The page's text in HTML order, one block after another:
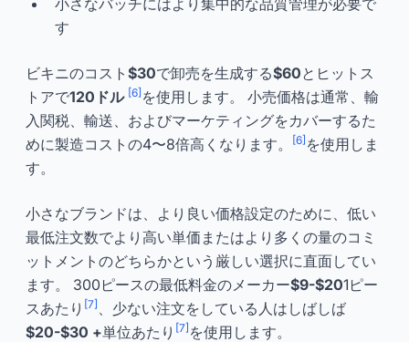
す
ビキニのコスト $30で卸売を生成する$60とヒットス
トアで120ドル [6] を使用します。 小売価格は通常、輸
入関税、輸送、およびマーケティングをカバーするた
めに製造コストの4〜8倍高くなります。
[6] を使用しま
す。
小さなブランドは、より良い価格設定のために、低い
最低注文数でより高い単価またはより多くの量のコミ
ットメントのどちらかという厳しい選択に直面してい
ます。 300ピースの最低料金のメーカー$9-$201ピー
スあたり [7]
、少ない注文をしている人はしばしば
$20-$30 +単位あたり [7] を使用します。